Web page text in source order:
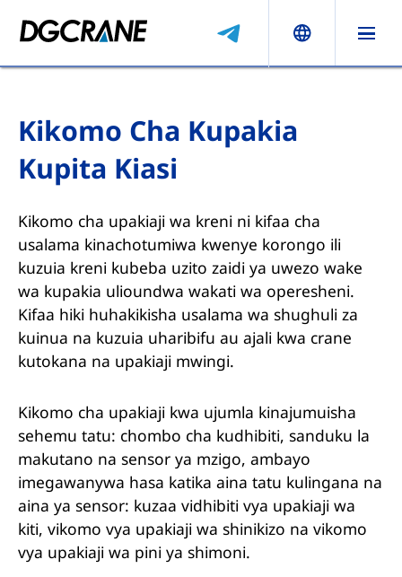
Kikomo Cha Kupakia
Kupita Kiasi
Kikomo cha upakiaji wa kreni ni kifaa cha
usalama kinachotumiwa kwenye korongo ili
kuzuia kreni kubeba uzito zaidi ya uwezo wake
wa kupakia ulioundwa wakati wa operesheni.
Kifaa hiki huhakikisha usalama wa shughuli za
kuinua na kuzuia uharibifu au ajali kwa crane
kutokana na upakiaji mwingi.
Kikomo cha upakiaji kwa ujumla kinajumuisha
sehemu tatu: chombo cha kudhibiti, sanduku la
makutano na sensor ya mzigo, ambayo
imegawanywa hasa katika aina tatu kulingana na
aina ya sensor: kuzaa vidhibiti vya upakiaji wa
kiti, vikomo vya upakiaji wa shinikizo na vikomo
vya upakiaji wa pini ya shimoni.